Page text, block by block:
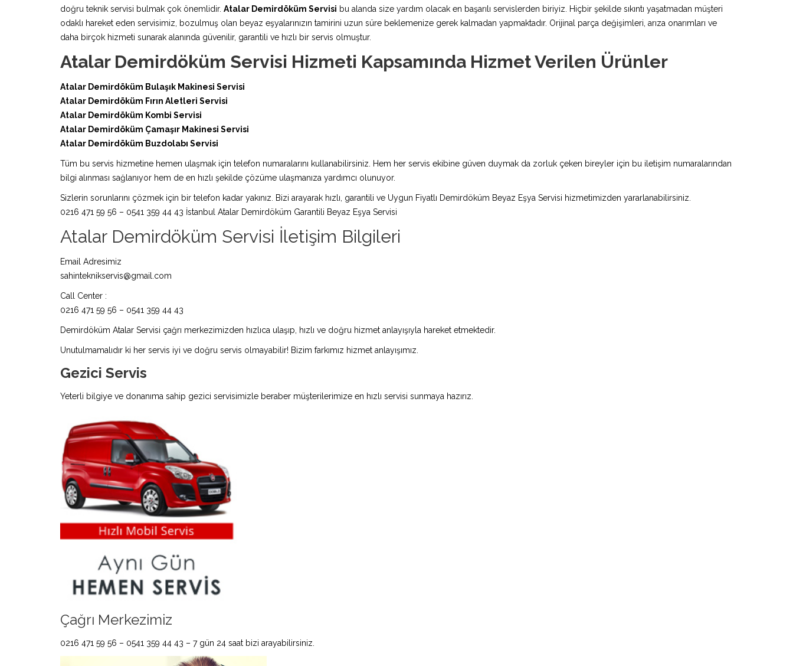
doğru teknik servisi bulmak çok önemlidir. Atalar Demirdöküm Servisi bu alanda size yardım olacak en başarılı servislerden biriyiz. Hiçbir şekilde sıkıntı yaşatmadan müşteri
odaklı hareket eden servisimiz, bozulmuş olan beyaz eşyalarınızın tamirini uzun süre beklemenize gerek kalmadan yapmaktadır. Orijinal parça değişimleri, arıza onarımları ve
daha birçok hizmeti sunarak alanında güvenilir, garantili ve hızlı bir servis olmuştur.
Atalar Demirdöküm Servisi Hizmeti Kapsamında Hizmet Verilen Ürünler
Atalar Demirdöküm Bulaşık Makinesi Servisi
Atalar Demirdöküm Fırın Aletleri Servisi
Atalar Demirdöküm Kombi Servisi
Atalar Demirdöküm Çamaşır Makinesi Servisi
Atalar Demirdöküm Buzdolabı Servisi
Tüm bu servis hizmetine hemen ulaşmak için telefon numaralarını kullanabilirsiniz. Hem her servis ekibine güven duymak da zorluk çeken bireyler için bu iletişim numaralarından
bilgi alınması sağlanıyor hem de en hızlı şekilde çözüme ulaşmanıza yardımcı olunuyor.
Sizlerin sorunlarını çözmek için bir telefon kadar yakınız. Bizi arayarak hızlı, garantili ve Uygun Fiyatlı Demirdöküm Beyaz Eşya Servisi hizmetimizden yararlanabilirsiniz.
0216 471 59 56 – 0541 359 44 43 İstanbul Atalar Demirdöküm Garantili Beyaz Eşya Servisi
Atalar Demirdöküm Servisi İletişim Bilgileri
Email Adresimiz
sahinteknikservis@gmail.com
Call Center :
0216 471 59 56 – 0541 359 44 43
Demirdöküm Atalar Servisi çağrı merkezimizden hızlıca ulaşıp, hızlı ve doğru hizmet anlayışıyla hareket etmektedir.
Unutulmamalıdır ki her servis iyi ve doğru servis olmayabilir! Bizim farkımız hizmet anlayışımız.
Gezici Servis
Yeterli bilgiye ve donanıma sahip gezici servisimizle beraber müşterilerimize en hızlı servisi sunmaya hazırız.
Çağrı Merkezimiz
0216 471 59 56 – 0541 359 44 43 – 7 gün 24 saat bizi arayabilirsiniz.